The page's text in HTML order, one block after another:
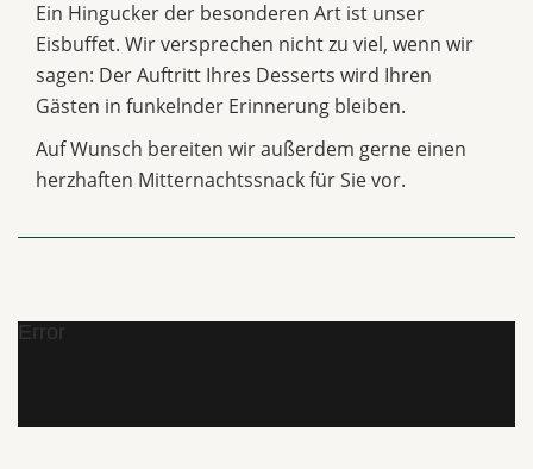
Ein Hingucker der besonderen Art ist unser
Eisbuffet. Wir versprechen nicht zu viel, wenn wir
sagen: Der Auftritt Ihres Desserts wird Ihren
Gästen in funkelnder Erinnerung bleiben.
Auf Wunsch bereiten wir außerdem gerne einen
herzhaften Mitternachtssnack für Sie vor.
Error